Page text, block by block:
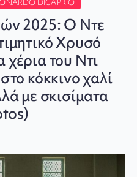
2025: Ο Ντε
Χρυσό
χέρια του Ντι
κόκκινο χαλί
με σκισίματα